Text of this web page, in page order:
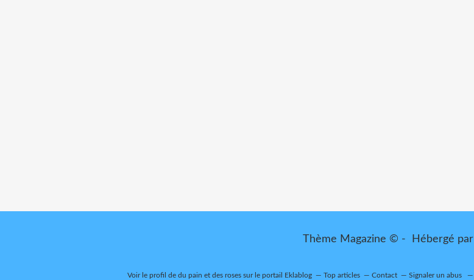
Thème Magazine © - Hébergé par
Voir le profil de du pain et des roses sur le portail Eklablog Top articles Contact Signaler un abus